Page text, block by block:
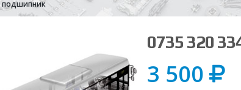
подшипник
0735 320
3 500